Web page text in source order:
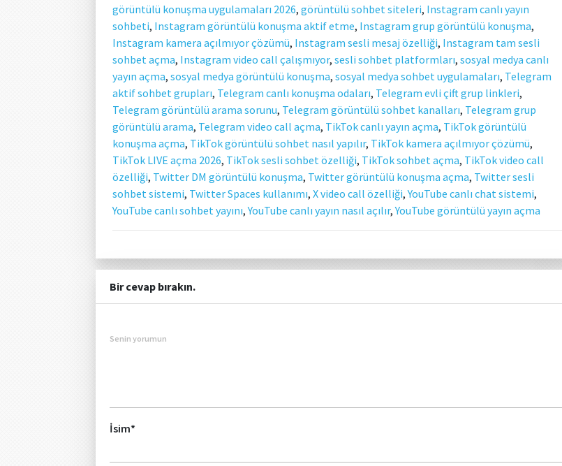
görüntülü konuşma uygulamaları 2026, görüntülü sohbet siteleri, Instagram canlı yayın
sohbeti, Instagram görüntülü konuşma aktif etme, Instagram grup görüntülü konuşma,
Instagram kamera açılmıyor çözümü, Instagram sesli mesaj özelliği, Instagram tam sesli
sohbet açma, Instagram video call çalışmıyor, sesli sohbet platformları, sosyal medya canlı
yayın açma, sosyal medya görüntülü konuşma, sosyal medya sohbet uygulamaları, Telegram
aktif sohbet grupları, Telegram canlı konuşma odaları, Telegram evli çift grup linkleri,
Telegram görüntülü arama sorunu, Telegram görüntülü sohbet kanalları, Telegram grup
görüntülü arama, Telegram video call açma, TikTok canlı yayın açma, TikTok görüntülü
konuşma açma, TikTok görüntülü sohbet nasıl yapılır, TikTok kamera açılmıyor çözümü,
TikTok LIVE açma 2026, TikTok sesli sohbet özelliği, TikTok sohbet açma, TikTok video call
özelliği, Twitter DM görüntülü konuşma, Twitter görüntülü konuşma açma, Twitter sesli
sohbet sistemi, Twitter Spaces kullanımı, X video call özelliği,YouTube canlı chat sistemi,
YouTube canlı sohbet yayını,YouTube canlı yayın nasıl açılır,YouTube görüntülü yayın açma
Bir cevap bırakın.
Senin yorumun
İsim*